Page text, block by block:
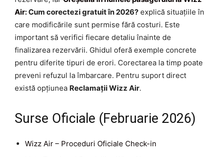
Air: Cum corectezi gratuit în 2026? explică situațiile în
care modificările sunt permise fără costuri. Este
important să verifici fiecare detaliu înainte de
finalizarea rezervării. Ghidul oferă exemple concrete
pentru diferite tipuri de erori. Corectarea la timp poate
preveni refuzul la îmbarcare. Pentru suport direct
există opțiunea Reclamații Wizz Air.
Surse Oficiale (Februarie 2026)
Wizz Air – Proceduri Oficiale Check-in